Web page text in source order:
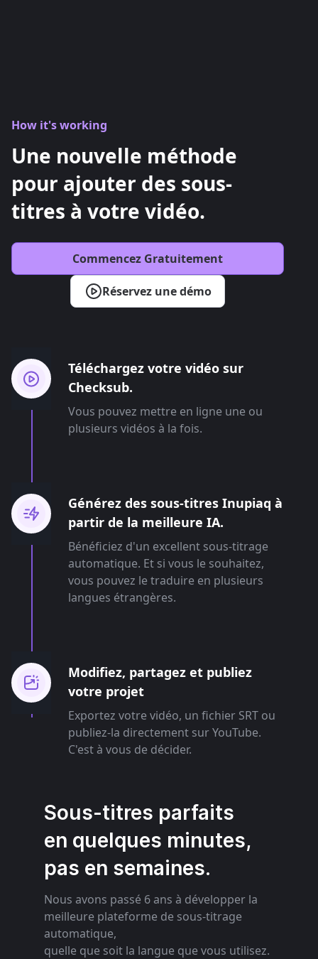
How it's working
Une nouvelle méthode
pour ajouter des sous-
titres à votre vidéo.
Réservez une démo
Commencez Gratuitement
Téléchargez votre vidéo sur
Checksub.
Vous pouvez mettre en ligne une ou
plusieurs vidéos à la fois.
Générez des sous-titres Inupiaq à
partir de la meilleure IA.
Bénéficiez d'un excellent sous-titrage
automatique. Et si vous le souhaitez,
vous pouvez le traduire en plusieurs
langues étrangères.
Modifiez, partagez et publiez
votre projet
Exportez votre vidéo, un fichier SRT ou
publiez-la directement sur YouTube.
C'est à vous de décider.
Sous-titres parfaits
en quelques minutes,
pas en semaines.
Nous avons passé 6 ans à développer la
meilleure plateforme de sous-titrage
automatique,
quelle que soit la langue que vous utilisez.